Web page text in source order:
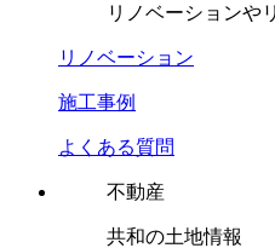
リノベーションや
リノベーション
施工事例
よくある質問
不動産
共和の土地情報